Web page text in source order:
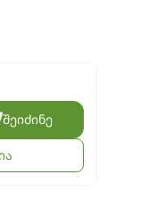
შეიძინე